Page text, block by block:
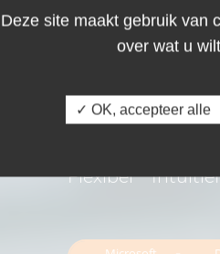
Border
kmo’s
Flexibel
Deze site maakt gebruik van
over wat u
✓ OK, accepteer alle